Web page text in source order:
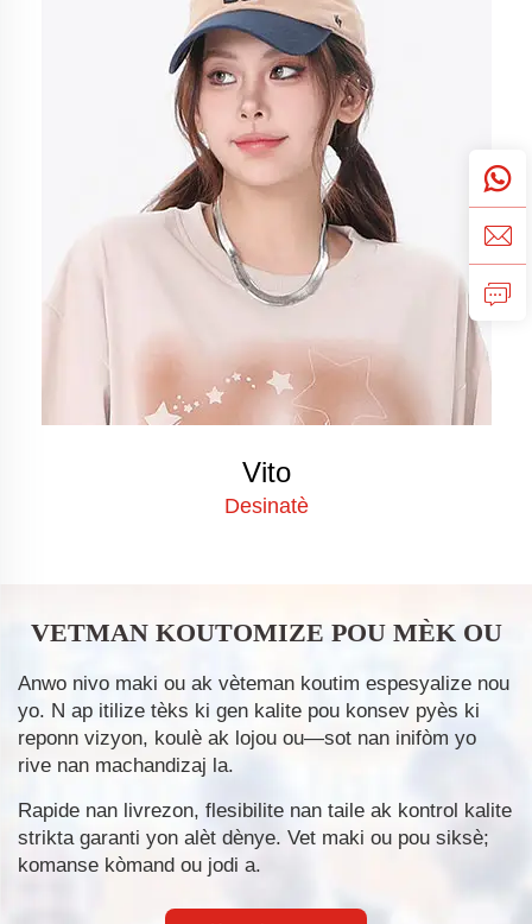
Vito
Desinatè
VETMAN KOUTOMIZE POU MÈK OU
Anwo nivo maki ou ak vèteman koutim espesyalize nou
yo. N ap itilize tèks ki gen kalite pou konsev pyès ki
reponn vizyon, koulè ak lojou ou—sot nan inifòm yo
rive nan machandizaj la.
Rapide nan livrezon, flesibilite nan taile ak kontrol kalite
strikta garanti yon alèt dènye. Vet maki ou pou siksè;
komanse kòmand ou jodi a.